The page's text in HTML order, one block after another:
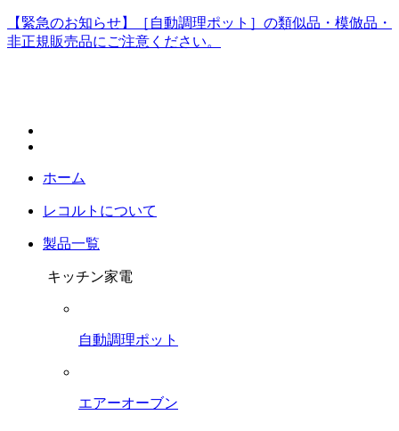
【緊急のお知らせ】［自動調理ポット］の類似品・模倣品・
非正規販売品にご注意ください。
ホーム
レコルトについて
製品一覧
キッチン家電
自動調理ポット
エアーオーブン